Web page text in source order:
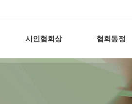
시인협회상 협회동정